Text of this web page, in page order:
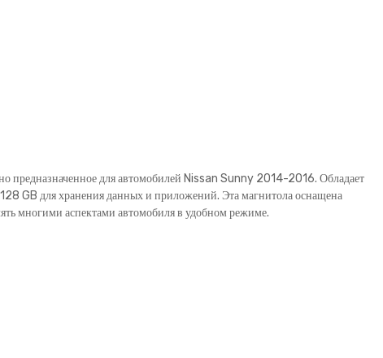
предназначенное для автомобилей Nissan Sunny 2014-2016. Обладает
GB для хранения данных и приложений. Эта магнитола оснащена
многими аспектами автомобиля в удобном режиме.